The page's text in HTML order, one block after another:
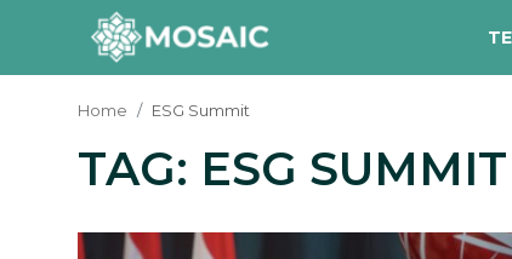
Contact
Home ESG Summit
TAG: ESG SUMMIT